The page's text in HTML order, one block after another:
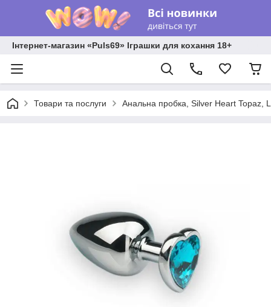
Інтернет-магазин «Puls69» Іграшки для кохання 18+
Товари та послуги Анальна пробка, Silver Heart Topaz,